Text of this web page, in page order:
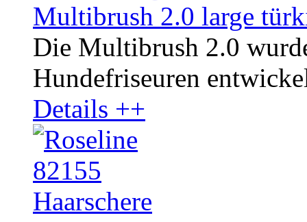
Multibrush 2.0 large
Die Multibrush 2.0
Hundefriseuren
Details ++